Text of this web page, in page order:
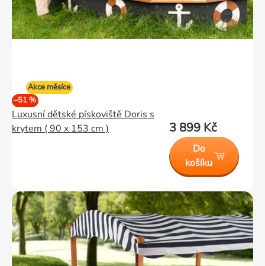
Akce měsíce
–51 %
Luxusní dětské pískoviště Doris s
krytem ( 90 x 153 cm )
3 899 Kč
Do
košíku